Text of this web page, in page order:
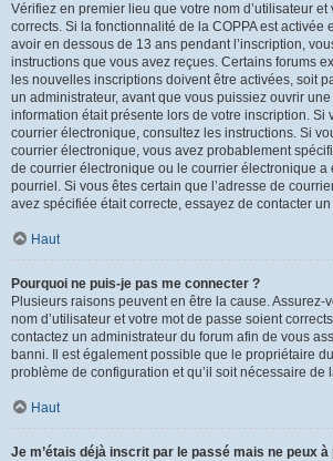
Vérifiez en premier lieu que votre nom d’utilisateur
corrects. Si la fonctionnalité de la COPPA est activée
avoir en dessous de 13 ans pendant l’inscription,
instructions que vous avez reçues. Certains forums
les nouvelles inscriptions doivent être activées, soit
un administrateur, avant que vous puissiez ouvrir une
information était présente lors de votre inscription. Si
courrier électronique, consultez les instructions. Si
courrier électronique, vous avez probablement
de courrier électronique ou le courrier électronique a
pourriel. Si vous êtes certain que l’adresse de
avez spécifiée était correcte, essayez de contacter
Haut
Pourquoi ne puis-je pas me connecter ?
Plusieurs raisons peuvent en être la cause. Assurez-
nom d’utilisateur et votre mot de passe soient
contactez un administrateur du forum afin de vous
banni. Il est également possible que le propriétaire
problème de configuration et qu’il soit nécessaire de
Haut
Je m’étais déjà inscrit par le passé mais ne peux